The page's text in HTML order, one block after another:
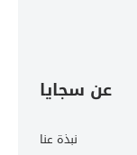
عن سجايا
نبذة عنا